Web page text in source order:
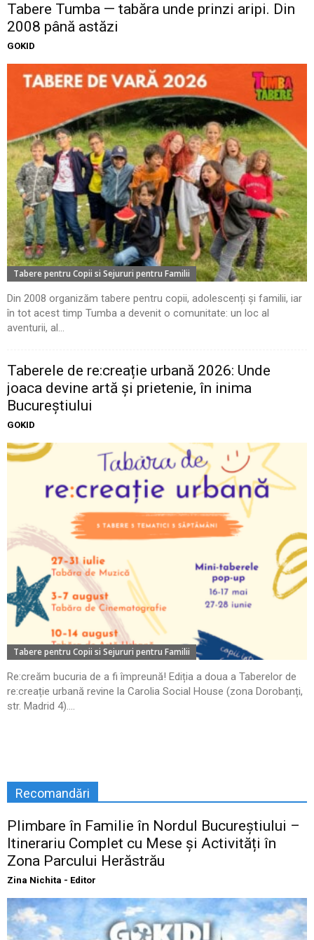
Tabere Tumba — tabăra unde prinzi aripi. Din
2008 până astăzi
GOKID
Tabere pentru Copii si Sejururi pentru Familii
Din 2008 organizăm tabere pentru copii, adolescenți și familii, iar
în tot acest timp Tumba a devenit o comunitate: un loc al
aventurii, al...
Taberele de re:creație urbană 2026: Unde
joaca devine artă și prietenie, în inima
Bucureștiului
GOKID
Tabere pentru Copii si Sejururi pentru Familii
Re:creăm bucuria de a fi împreună! Ediția a doua a Taberelor de
re:creație urbană revine la Carolia Social House (zona Dorobanți,
str. Madrid 4)....
Recomandări
Plimbare în Familie în Nordul Bucureștiului –
Itinerariu Complet cu Mese și Activități în
Zona Parcului Herăstrău
Zina Nichita - Editor